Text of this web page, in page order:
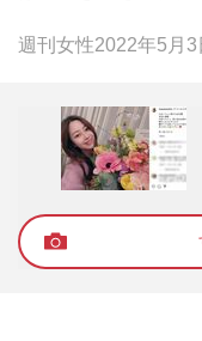
週刊女性2022年5月3